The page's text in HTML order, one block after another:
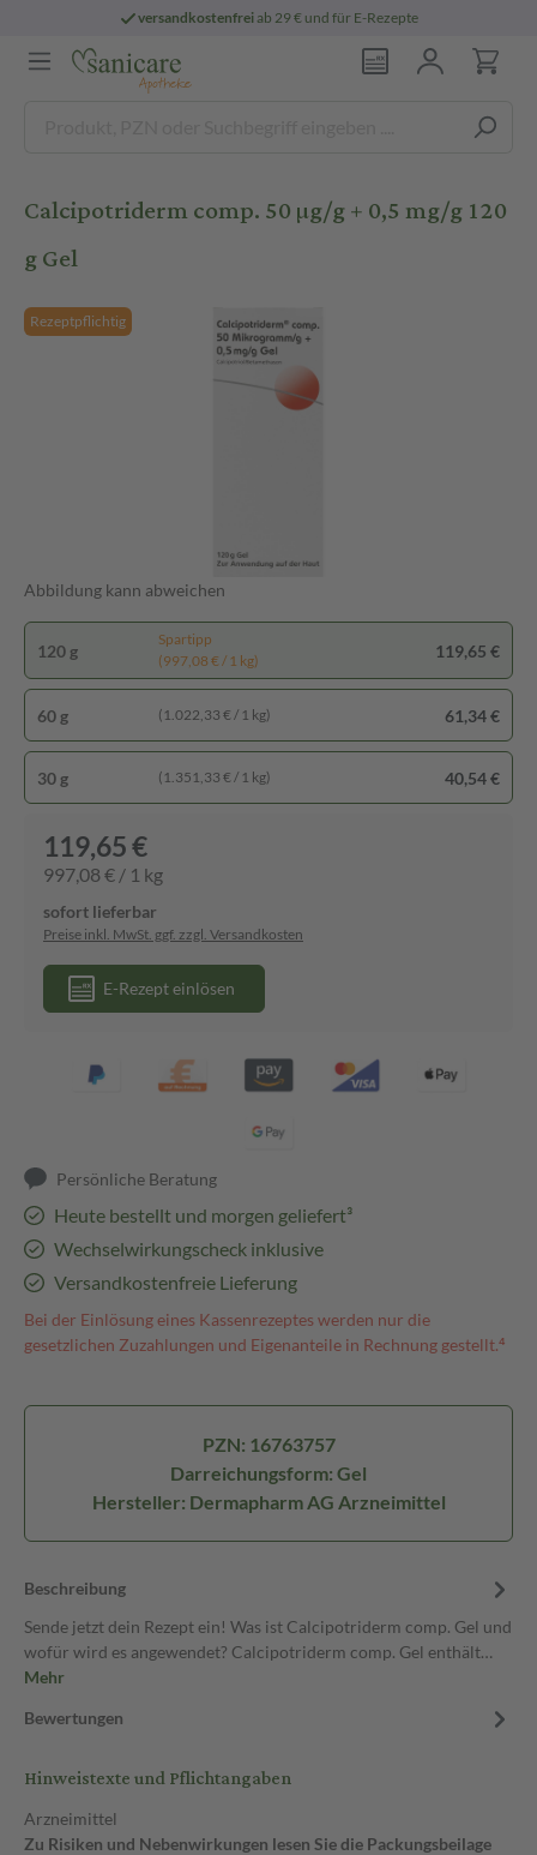
versandkostenfreiab 29 € und für E-Rezepte
Calcipotriderm comp. 50 µg/g + 0,5 mg/g 120
g Gel
Rezeptpflichtig
Abbildung kann abweichen
120 g
Spartipp
(997,08 € / 1 kg)
119,65 €
60 g (1.022,33 € / 1 kg) 61,34 €
30 g (1.351,33 € / 1 kg) 40,54 €
119,65 €
997,08 € / 1 kg
sofort lieferbar
Preise inkl. MwSt. ggf. zzgl. Versandkosten
E-Rezept einlösen
Persönliche Beratung
Heute bestellt und morgen geliefert³
Wechselwirkungscheck inklusive
Versandkostenfreie Lieferung
Bei der Einlösung eines Kassenrezeptes werden nur die
gesetzlichen Zuzahlungen und Eigenanteile in Rechnung gestellt.⁴
PZN: 16763757
Darreichungsform: Gel
Hersteller: Dermapharm AG Arzneimittel
Beschreibung
Sende jetzt dein Rezept ein! Was ist Calcipotriderm comp. Gel und
wofür wird es angewendet? Calcipotriderm comp. Gel enthält…
Mehr
Bewertungen
Hinweistexte und Pflichtangaben
Arzneimittel
Zu Risiken und Nebenwirkungen lesen Sie die Packungsbeilage